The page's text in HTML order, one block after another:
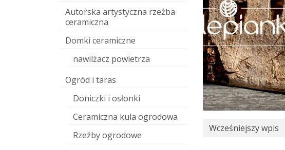
Wcześniejszy wpis
Autorska artystyczna rzeźba
ceramiczna
Domki ceramiczne
nawilżacz powietrza
Ogród i taras
Doniczki i osłonki
Ceramiczna kula ogrodowa
Rzeźby ogrodowe